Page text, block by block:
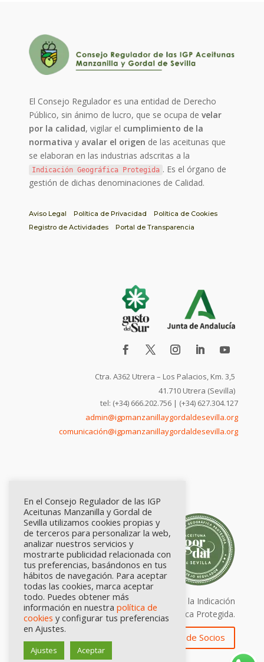
El Consejo Regulador es una entidad de Derecho
Público, sin ánimo de lucro, que se ocupa develar
por la calidad, vigilar el cumplimiento de la
normativa y avalar el origen de las aceitunas que
se elaboran en las industrias adscritas a la
Indicación Geográfica Protegida . Es el órgano de
gestión de dichas denominaciones de Calidad.
Aviso Legal Política de Privacidad
Política de Cookies
Registro de Actividades
Portal de Transparencia
Ctra. A362 Utrera – Los Palacios, Km. 3,5
41.710 Utrera (Sevilla)
tel: (+34) 666.202.756 | (+34) 627.304.127
admin@igpmanzanillaygordaldesevilla.org
comunicación@igpmanzanillaygordaldesevilla.org
Calidad certificada por Origen. Sellos de la Indicación
Geográfica Protegida.
Zona de Socios
En el Consejo Regulador de las IGP
Aceitunas Manzanilla y Gordal de
Sevilla utilizamos cookies propias y
de terceros para personalizar la web,
analizar nuestros servicios y
mostrarte publicidad relacionada con
tus preferencias, basándonos en tus
hábitos de navegación. Para aceptar
todas las cookies, marca aceptar
todo. Puedes obtener más
información en nuestra política de
cookies y configurar tus preferencias
en Ajustes.
Ajustes Aceptar